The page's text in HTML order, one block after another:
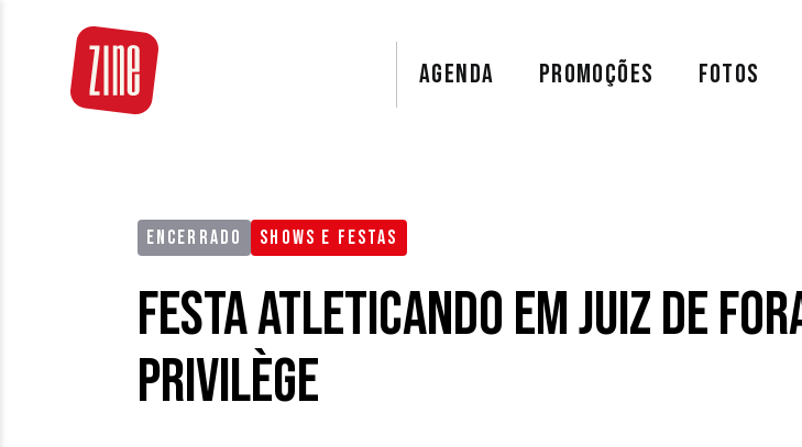
AGENDA PROMOÇÕES FOTOS
ENCERRADO SHOWS E FESTAS
Festa Atleticando em Juiz de
Privilège